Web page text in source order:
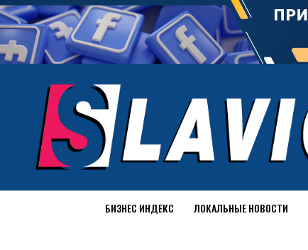
БИЗНЕС ИНДЕКС ЛОКАЛЬНЫЕ НОВОСТИ